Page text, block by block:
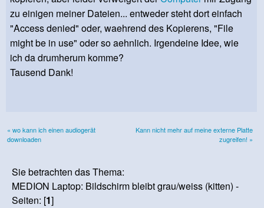
zu einigen meiner Dateien... entweder steht dort einfach
"Access denied" oder, waehrend des Kopierens, "File
might be in use" oder so aehnlich. Irgendeine Idee, wie
ich da drumherum komme?
Tausend Dank!
« wo kann ich einen audiogerät
downloaden
Kann nicht mehr auf meine externe Platte
zugreifen! »
Sie betrachten das Thema:
MEDION Laptop: Bildschirm bleibt grau/weiss (kitten) -
Seiten: [1]